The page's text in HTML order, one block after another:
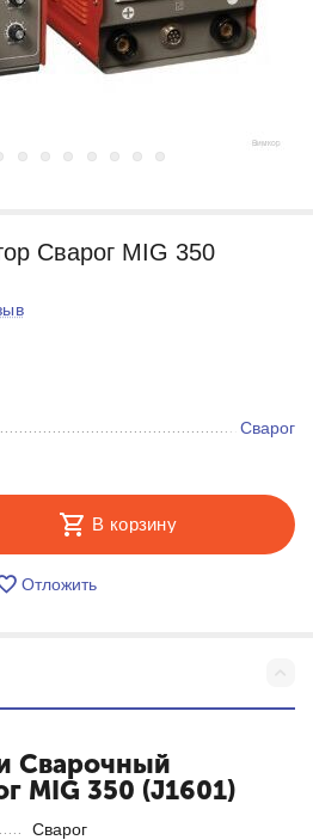
Сварог MIG 350
Сварог
В корзину
Отложить
Cварочный
MIG 350 (J1601)
Сварог